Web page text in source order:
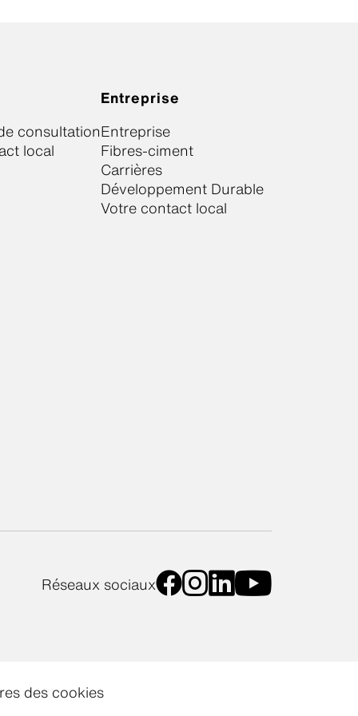
consultation
local
Entreprise
Entreprise
Fibres-ciment
Carrières
Développement Durable
Votre contact local
Réseaux sociaux
des cookies